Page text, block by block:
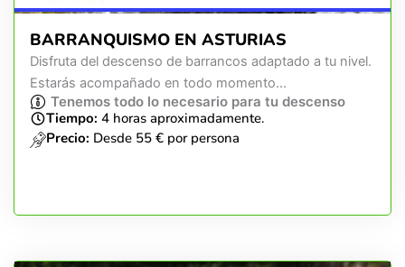
BARRANQUISMO EN ASTURIAS
Disfruta del descenso de barrancos adaptado a tu nivel.
Estarás acompañado en todo momento...
Tenemos todo lo necesario para tu descenso
Tiempo: 4 horas aproximadamente.
Precio: Desde 55 € por persona